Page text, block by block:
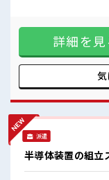
程よく残業あり！
お休みは土日祝日
装の悩み
レンジす
す！ イチ
う！ ≪自
お仕事です！ ■職場の雰囲気 休憩室でホッと
ュ！ 持
定も合わ
詳細を見
派遣
半導体装置の組立